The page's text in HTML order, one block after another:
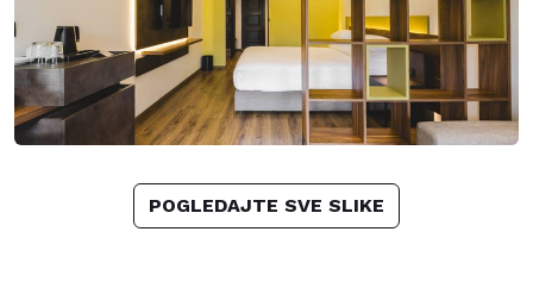
POGLEDAJTE SVE SLIKE